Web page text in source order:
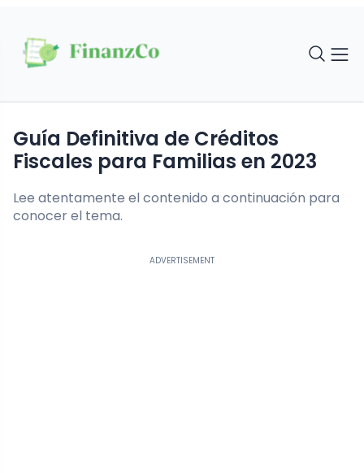
Guía Definitiva de Créditos
Fiscales para Familias en 2023
Lee atentamente el contenido a continuación para
conocer el tema.
ADVERTISEMENT